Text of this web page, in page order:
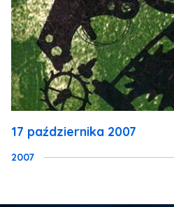
17 października 2007
2007